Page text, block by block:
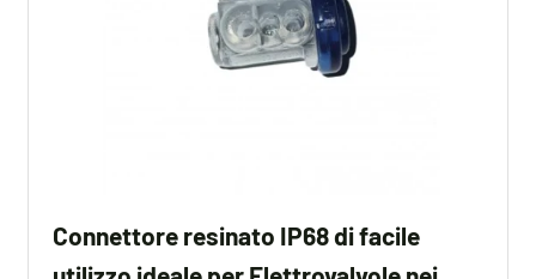
Connettore resinato IP68 di facile